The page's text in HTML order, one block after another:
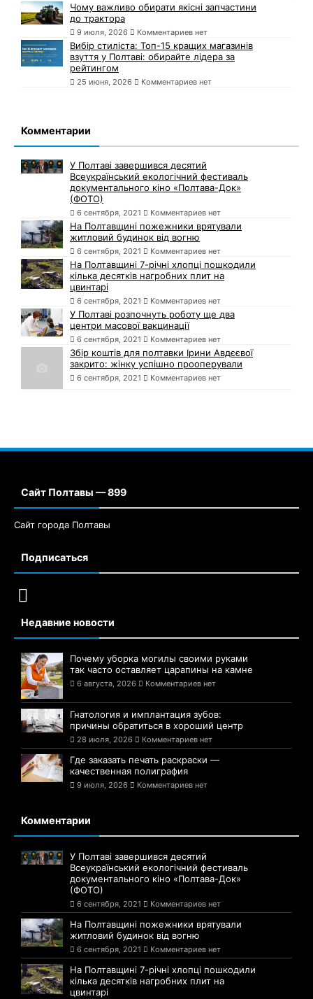
Чому важливо обирати якісні запчастини
до трактора
9 июля, 2026 Комментариев нет
Вибір стиліста: Топ-15 кращих магазинів
взуття у Полтаві: обирайте лідера за
рейтингом
25 июня, 2026 Комментариев нет
Комментарии
У Полтаві завершився десятий
Всеукраїнський екологічний фестиваль
документального кіно «Полтава-Док»
(ФОТО)
6 сентября, 2021 Комментариев нет
На Полтавщині пожежники врятували
житловий будинок від вогню
6 сентября, 2021 Комментариев нет
На Полтавщині 7-річні хлопці пошкодили
кілька десятків нагробних плит на
цвинтарі
6 сентября, 2021 Комментариев нет
У Полтаві розпочнуть роботу ще два
центри масової вакцинації
6 сентября, 2021 Комментариев нет
Збір коштів для полтавки Ірини Авдєєвої
закрито: жінку успішно прооперували
6 сентября, 2021 Комментариев нет
Сайт Полтавы — 899
Сайт города Полтавы
Подписаться
Недавние новости
Почему уборка могилы своими руками
так часто оставляет царапины на камне
6 августа, 2026 Комментариев нет
Гнатология и имплантация зубов:
причины обратиться в хороший центр
28 июля, 2026 Комментариев нет
Где заказать печать раскраски —
качественная полиграфия
9 июля, 2026 Комментариев нет
Комментарии
У Полтаві завершився десятий
Всеукраїнський екологічний фестиваль
документального кіно «Полтава-Док»
(ФОТО)
6 сентября, 2021 Комментариев нет
На Полтавщині пожежники врятували
житловий будинок від вогню
6 сентября, 2021 Комментариев нет
На Полтавщині 7-річні хлопці пошкодили
кілька десятків нагробних плит на
цвинтарі